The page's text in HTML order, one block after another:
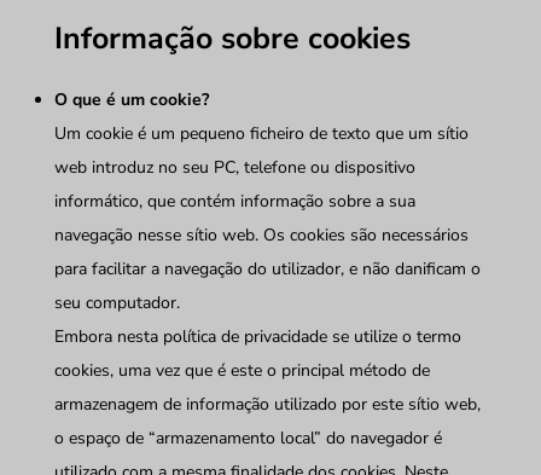
Informação sobre cookies
O que é um cookie?
Um cookie é um pequeno ficheiro de texto que um sítio
web introduz no seu PC, telefone ou dispositivo
informático, que contém informação sobre a sua
navegação nesse sítio web. Os cookies são necessários
para facilitar a navegação do utilizador, e não danificam o
seu computador.
Embora nesta política de privacidade se utilize o termo
cookies, uma vez que é este o principal método de
armazenagem de informação utilizado por este sítio web,
o espaço de “armazenamento local” do navegador é